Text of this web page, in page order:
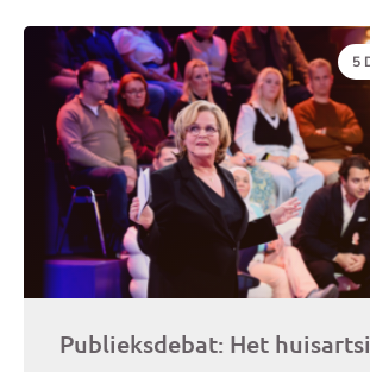
5
Publieksdebat: Het